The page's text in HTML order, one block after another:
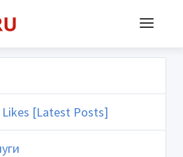
Likes [Latest Posts]